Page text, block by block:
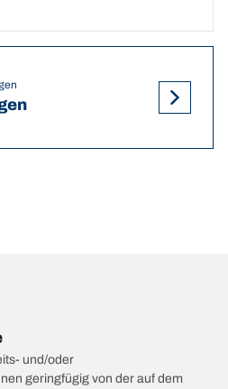
und/oder
geringfügig von der auf dem